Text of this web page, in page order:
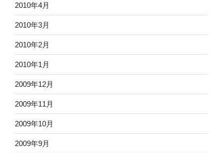
2010年4月
2010年3月
2010年2月
2010年1月
2009年12月
2009年11月
2009年10月
2009年9月